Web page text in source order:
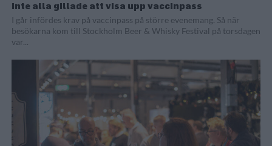
Inte alla gillade att visa upp vaccinpass
I går infördes krav på vaccinpass på större evenemang. Så när
besökarna kom till Stockholm Beer & Whisky Festival på torsdagen
var...